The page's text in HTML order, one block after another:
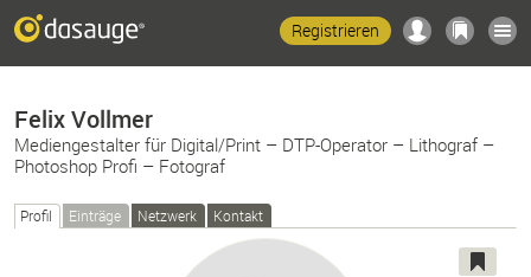
Registrieren
Felix Vollmer
Mediengestalter für Digital/Print – DTP-Operator – Lithograf –
Photoshop Profi – Fotograf
Profil Einträge Netzwerk Kontakt